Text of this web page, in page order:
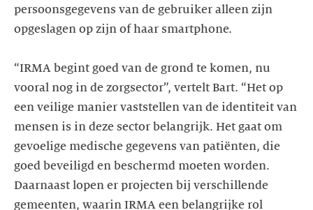
persoonsgegevens van de gebruiker alleen zijn
opgeslagen op zijn of haar smartphone.
“IRMA begint goed van de grond te komen, nu
vooral nog in de zorgsector”, vertelt Bart. “Het op
een veilige manier vaststellen van de identiteit van
mensen is in deze sector belangrijk. Het gaat om
gevoelige medische gegevens van patiënten, die
goed beveiligd en beschermd moeten worden.
Daarnaast lopen er projecten bij verschillende
gemeenten, waarin IRMA een belangrijke rol